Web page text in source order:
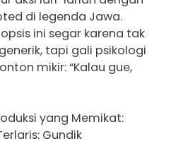
di legenda Jawa.
ini segar karena tak
tapi gali psikologi
mikir: “Kalau gue,
yang Memikat:
Gundik